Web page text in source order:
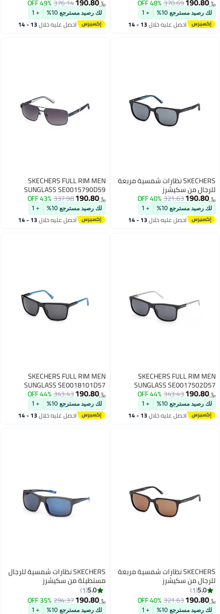
﷼‏ 370.69
48% OFF
لك رصيد مسترجع 10% + 1
احصل عليه خلال 13 - 14
﷼‏ 376.14
49% OFF
لك رصيد مسترجع 10% + 1
احصل عليه خلال 13 - 14
SKECHERS نظارات شمسية مربعة
للرجال من سكيشرز
SE0015602D56 بإطار كامل
﷼‏190.80
321.63
40% OFF
لك رصيد مسترجع 10% + 1
احصل عليه خلال 13 - 14
SKECHERS FULL RIM MEN
SUNGLASS SE0015790D59
﷼‏190.80
337.98
43% OFF
لك رصيد مسترجع 10% + 1
احصل عليه خلال 13 - 14
SKECHERS FULL RIM MEN
SUNGLASS SE0017502D57
﷼‏190.80
343.43
44% OFF
لك رصيد مسترجع 10% + 1
احصل عليه خلال 13 - 14
SKECHERS FULL RIM MEN
SUNGLASS SE0018101D57
﷼‏190.80
343.43
44% OFF
لك رصيد مسترجع 10% + 1
احصل عليه خلال 13 - 14
SKECHERS نظارات شمسية مربعة
للرجال من سكيشرز
SE0015601H56 بإطار كامل
5.0
1
﷼‏190.80
321.63
40% OFF
لك رصيد مسترجع 10% + 1
SKECHERS نظارات شمسية للرجال
مستطيلة من سكيشرز
SE0015905D62 بإطار كامل
5.0
1
﷼‏190.80
294.37
35% OFF
لك رصيد مسترجع 10% + 1